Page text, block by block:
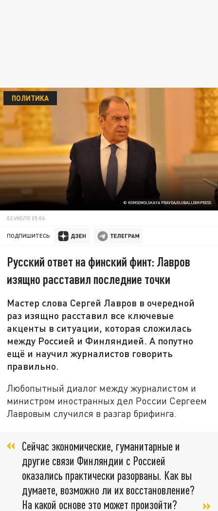
© KOMSOMOLSKAYA PRAVDA/GLOBALLOOKPRESS
ПОЛИТИКА
02 ИЮЛЯ 05:06
ПОДПИШИТЕСЬ:
Русский ответ на финский финт: Лавров
изящно расставил последние точки
Мастер слова Сергей Лавров в очередной
раз изящно расставил все ключевые
акценты в ситуации, которая сложилась
между Россией и Финляндией. А попутно
ещё и научил журналистов говорить
правильно.
Любопытный диалог между журналистом и
министром иностранных дел России Сергеем
Лавровым случился в разгар брифинга.
Сейчас экономические, гуманитарные и
другие связи Финляндии с Россией
оказались практически разорваны. Как вы
думаете, возможно ли их восстановление?
На какой основе это может произойти?